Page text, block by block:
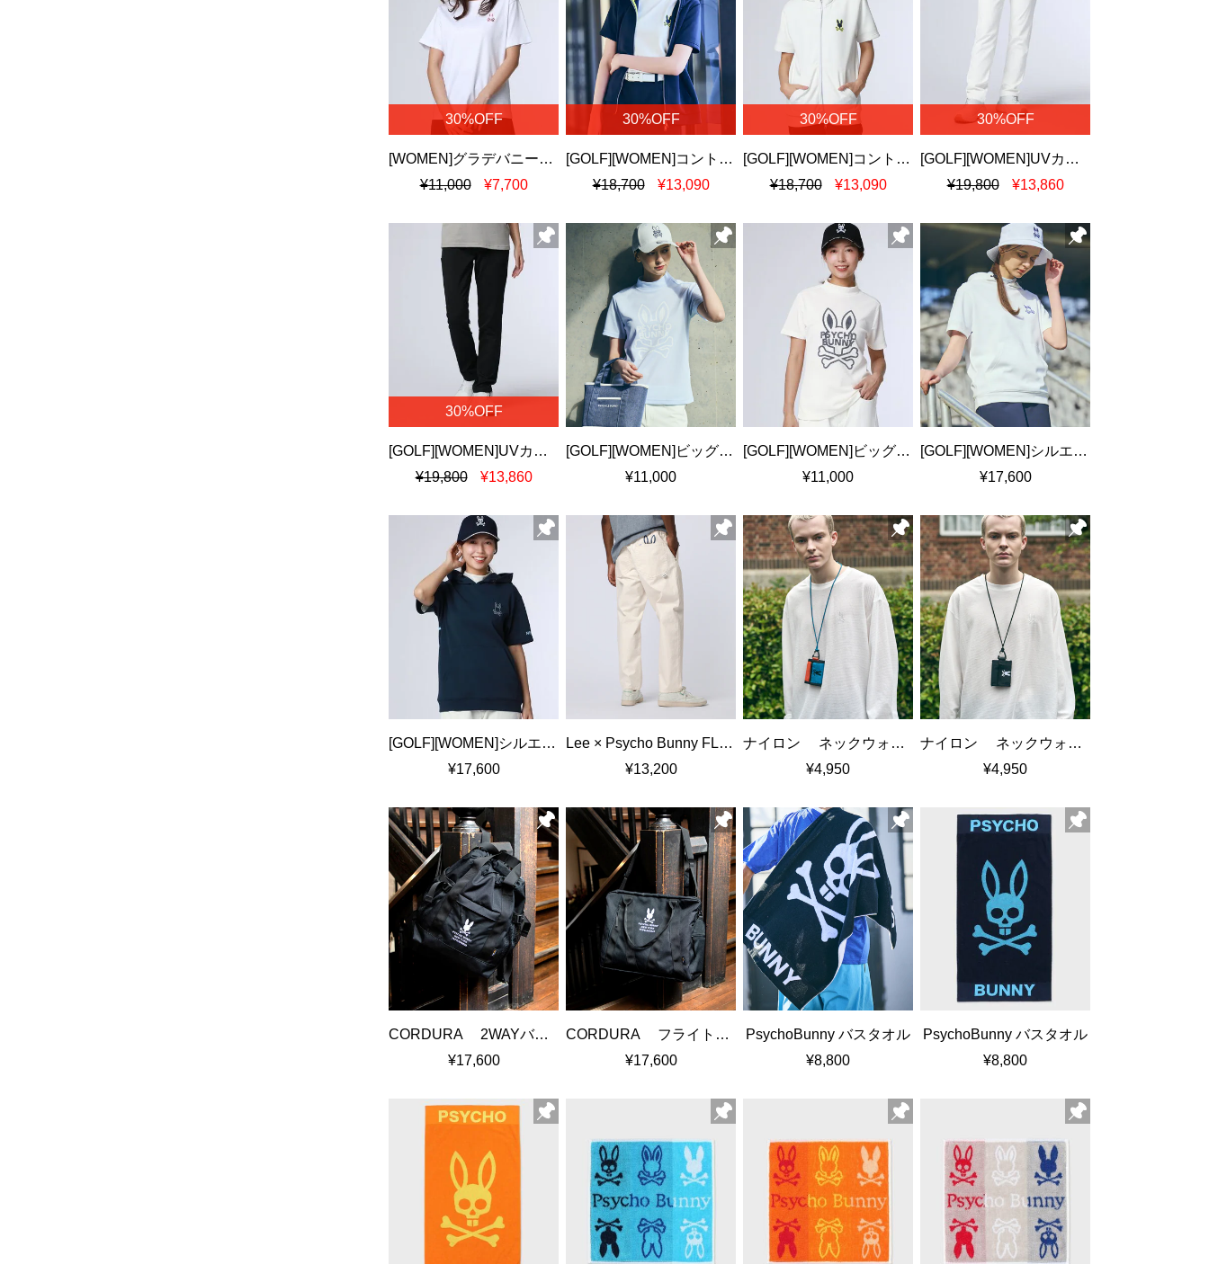
30%OFF
[WOMEN]グラデバニー シルケットスムースＴシャツ
¥11,000
¥7,700
30%OFF
[GOLF][WOMEN]コントラストシグネチャーロゴ 半袖パーカ
¥18,700
¥13,090
30%OFF
[GOLF][WOMEN]コントラストシグネチャーロゴ 半袖パーカ
¥18,700
¥13,090
30%OFF
[GOLF][WOMEN]UVカット ツイル5ポケットパンツ
¥19,800
¥13,860
30%OFF
[GOLF][WOMEN]UVカット ツイル5ポケットパンツ
¥19,800
¥13,860
[GOLF][WOMEN]ビッグラインロゴ ドライミニワッフル モックネックTシャツ
¥11,000
[GOLF][WOMEN]ビッグラインロゴ ドライミニワッフル モックネックTシャツ
¥11,000
[GOLF][WOMEN]シルエットラインBUNNY 半袖パーカ
¥17,600
[GOLF][WOMEN]シルエットラインBUNNY 半袖パーカ
¥17,600
Lee × Psycho Bunny FLeeasy Narrow ストレッチツイル デニム
¥13,200
ナイロン ネックウォレット
¥4,950
ナイロン ネックウォレット
¥4,950
CORDURA 2WAYバッグパックトート
¥17,600
CORDURA フライトダッフルバッグ
¥17,600
PsychoBunny バスタオル
¥8,800
PsychoBunny バスタオル
¥8,800